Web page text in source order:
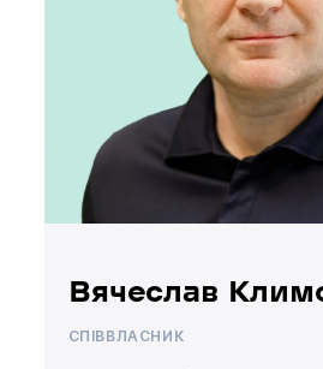
Вячеслав
СПІВВЛАСНИК